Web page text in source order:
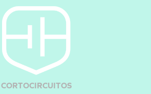
CORTOCIRCUITOS